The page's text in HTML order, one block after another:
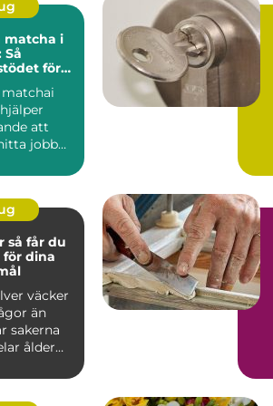
matcha i
Så
för
matchai
att
jobb
för dina
väcker
än
sakerna
ålder